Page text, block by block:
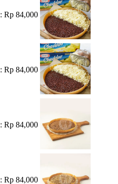
: Rp 84,000
: Rp 84,000
: Rp 84,000
: Rp 84,000